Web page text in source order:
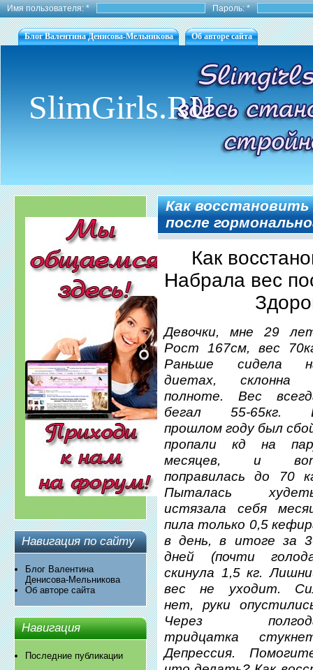
Имя пользователя:* Пароль:*
Блог Валентина Денисова-Мельникова Об авторе сайта
SlimGirls.RU
Навигация по сайту
Блог Валентина
Денисова-Мельникова
Об авторе сайта
Навигация
Последние публикации
Как
после
Как
Набрала вес
Девочки, мне 29
Рост 167см, вес
Раньше сидела
диетах, склонна
полноте. Вес
бегал 55-65кг.
прошлом году был
пропали кд на
месяцев, и
поправилась до 70
Пыталась
истязала себя
пила только 0,5
в день, в итоге за
дней (почти
скинула 1,5 кг.
вес не уходит.
нет, руки
Через
тридцатка
Депрессия.